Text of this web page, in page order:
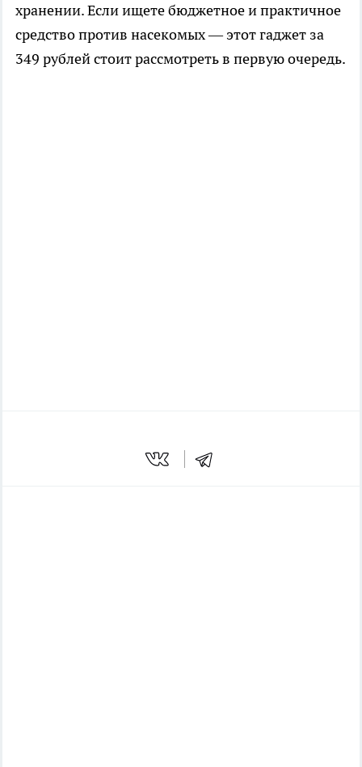
хранении. Если ищете бюджетное и практичное
средство против насекомых — этот гаджет за
349 рублей стоит рассмотреть в первую очередь.